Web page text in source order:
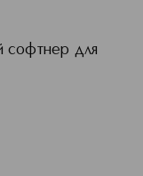
софтнер для